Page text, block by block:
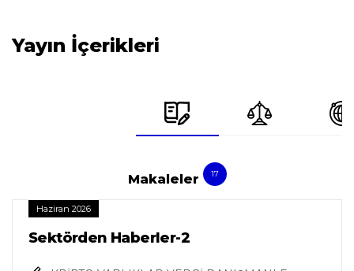
Yayın İçerikleri
Makaleler 17
Haziran 2026
Sektörden Haberler-2